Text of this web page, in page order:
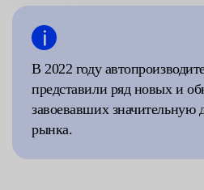
В 2022 году
представили ряд новых и
завоевавших значительную
рынка.